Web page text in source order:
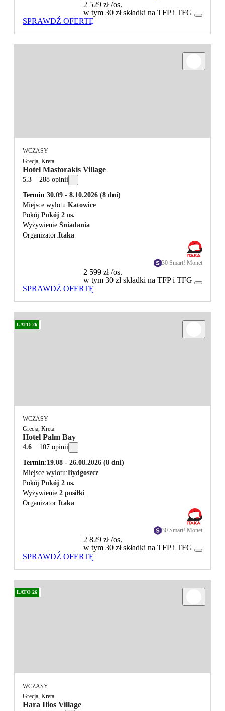
2 529 zł/os.
w tym 30 zł składki na TFP i TFG
SPRAWDŹ OFERTĘ
WCZASY
Grecja, Kreta
Hotel Mastorakis Village
5.3 288 opinii
Termin 30.09 - 8.10.2026 (8 dni)
Miejsce wylotu Katowice
Pokój Pokój 2 os.
Wyżywienie Śniadania
Organizator Itaka
30 Smart! Monet
2 599 zł/os.
w tym 30 zł składki na TFP i TFG
SPRAWDŹ OFERTĘ
LATO 26
WCZASY
Grecja, Kreta
Hotel Palm Bay
4.6 107 opinii
Termin 19.08 - 26.08.2026 (8 dni)
Miejsce wylotu Bydgoszcz
Pokój Pokój 2 os.
Wyżywienie 2 posiłki
Organizator Itaka
30 Smart! Monet
2 829 zł/os.
w tym 30 zł składki na TFP i TFG
SPRAWDŹ OFERTĘ
LATO 26
WCZASY
Grecja, Kreta
Hara Ilios Village